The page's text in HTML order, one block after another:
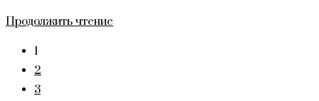
Продолжить чтение
1
2
3